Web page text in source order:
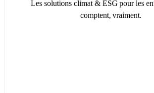
Les solutions climat & ESG pour les
comptent, vraiment.